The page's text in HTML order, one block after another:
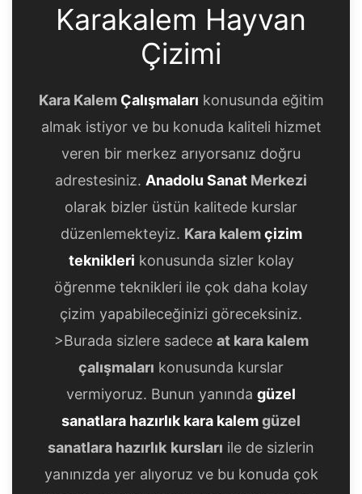
Karakalem Hayvan
Çizimi
Kara Kalem Çalışmaları konusunda eğitim
almak istiyor ve bu konuda kaliteli hizmet
veren bir merkez arıyorsanız doğru
adrestesiniz. Anadolu Sanat Merkezi
olarak bizler üstün kalitede kurslar
düzenlemekteyiz. Kara kalemçizim
teknikleri konusunda sizler kolay
öğrenme teknikleri ile çok daha kolay
çizim yapabileceğinizi göreceksiniz.
>Burada sizlere sadece at kara kalem
çalışmaları konusunda kurslar
vermiyoruz. Bunun yanında güzel
sanatlara hazırlık kara kalemgüzel
sanatlara hazırlık kursları ile de sizlerin
yanınızda yer alıyoruz ve bu konuda çok